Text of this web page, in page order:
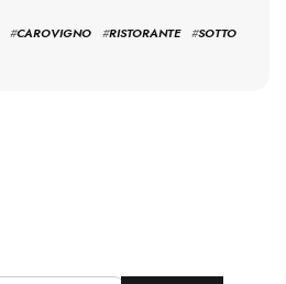
#CAROVIGNO #RISTORANTE #SOTTO